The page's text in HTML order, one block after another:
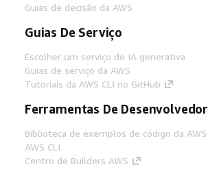
Guias de decisão da AWS
Guias De Serviço
Escolher um serviço de IA generativa
Guias de serviço da AWS
Tutoriais da AWS CLI no GitHub
Ferramentas De Desenvolvedor
Biblioteca de exemplos de código da AWS
AWS CLI
Centro de Builders AWS